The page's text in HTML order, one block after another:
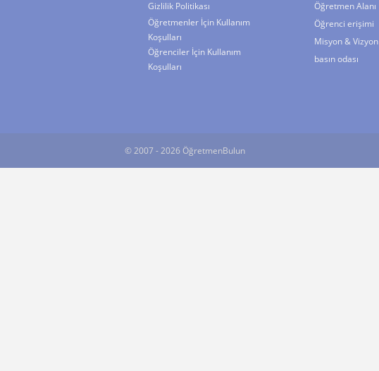
Gizlilik Politikası
Öğretmenler İçin Kullanım
Koşulları
Öğrenciler İçin Kullanım
Koşulları
Öğretmen Alanı
Öğrenci erişimi
Misyon & Vizyon
basın odası
© 2007 - 2026 ÖğretmenBulun